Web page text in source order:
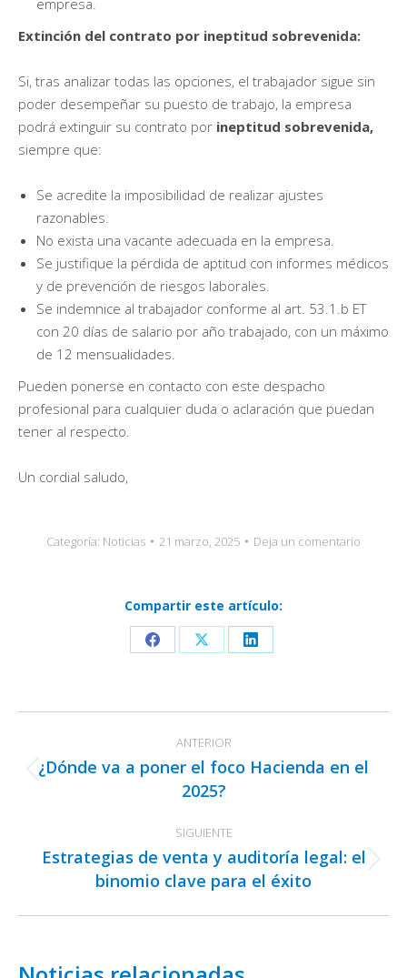
Extinción del contrato por ineptitud sobrevenida:
Si, tras analizar todas las opciones, el trabajador sigue sin
poder desempeñar su puesto de trabajo, la empresa
podrá extinguir su contrato por ineptitud sobrevenida,
siempre que:
Se acredite la imposibilidad de realizar ajustes
razonables.
No exista una vacante adecuada en la empresa.
Se justifique la pérdida de aptitud con informes médicos
y de prevención de riesgos laborales.
Se indemnice al trabajador conforme al art. 53.1.b ET
con 20 días de salario por año trabajado, con un máximo
de 12 mensualidades.
Pueden ponerse en contacto con este despacho
profesional para cualquier duda o aclaración que puedan
tener al respecto.
Un cordial saludo,
Categoría: Noticias 21 marzo, 2025 Deja un comentario
Compartir este artículo:
Share
Facebook
Share
X
Share
LinkedIn
entre
publicaciones
ANTERIOR
Publicación
anterior:
¿Dónde va a poner el foco Hacienda en el
2025?
SIGUIENTE
Publicación
siguiente:
Estrategias de venta y auditoría legal: el
binomio clave para el éxito